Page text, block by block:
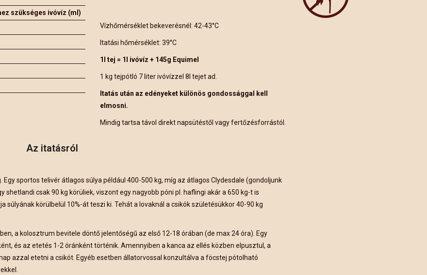
szükséges ivóvíz (ml)
Vízhőmérséklet bekeverésnél: 42-43°C
Itatási hőmérséklet: 39°C
1l tej = 1l ivóvíz + 145g Equimel
1 kg tejpótló 7 liter ivóvízzel 8l tejet ad.
Itatás után az edényeket különös gondossággal kell
elmosni.
Mindig tartsa távol direkt napsütéstől vagy fertőzésforrástól.
Az itatásról
sportos telivér átlagos súlya például 400-500 kg, míg az átlagos Clydesdale (gondoljunk
csak 90 kg körüliek, viszont egy nagyobb póni pl. haflingi akár a 650 kg-t is
körülbelül 10%-át teszi ki. Tehát a lovaknál a csikók születésükkor 40-90 kg
a kolosztrum bevitele döntő jelentőségű az első 12-18 órában (de max 24 óra). Egy
és az etetés 1-2 óránként történik. Amennyiben a kanca az ellés közben elpusztul, a
azzal etetni a csikót. Egyéb esetben állatorvossal konzultálva a föcstej pótolható